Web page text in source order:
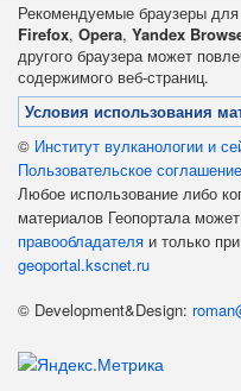
Рекомендуемые браузеры
Firefox, Opera, Yandex
другого браузера может
содержимого веб-страниц.
Условия использования
© Институт вулканологии и
Пользовательское соглашение
Любое использование либо
материалов Геопортала
правообладателя и только
geoportal.kscnet.ru
© Development&Design: